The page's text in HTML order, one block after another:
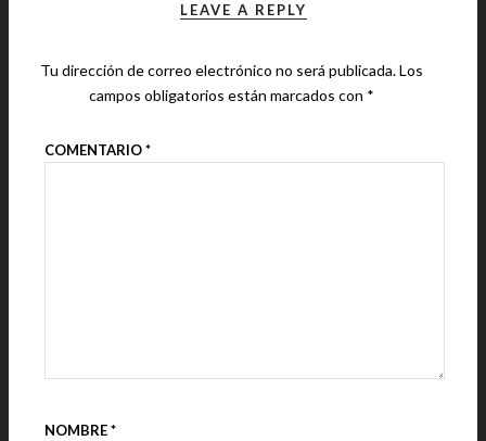
LEAVE A REPLY
Tu dirección de correo electrónico no será publicada.Los
campos obligatorios están marcados con *
COMENTARIO*
NOMBRE*